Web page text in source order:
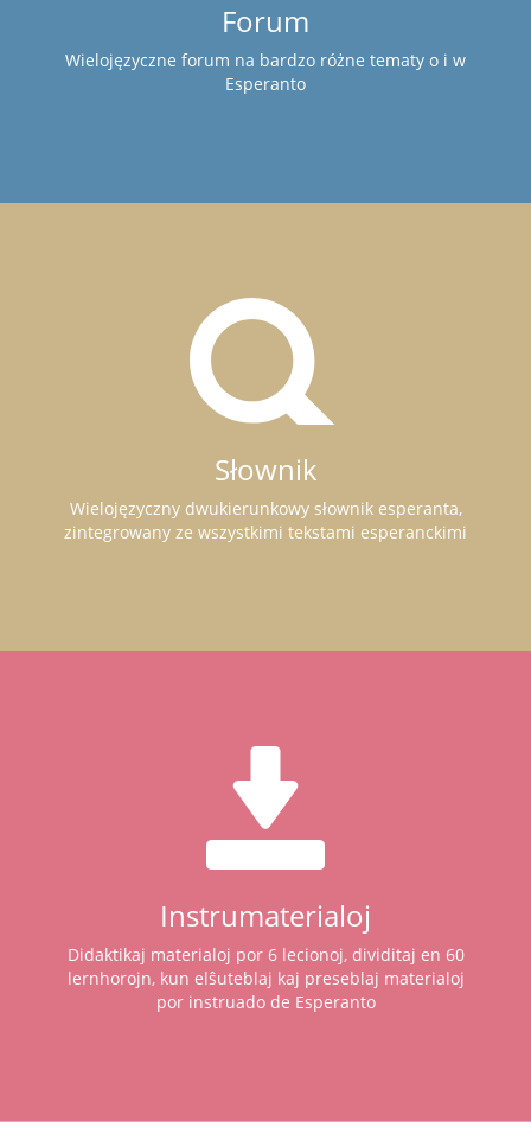
Forum
Wielojęzyczne forum na bardzo różne tematy o i w
Esperanto
Słownik
Wielojęzyczny dwukierunkowy słownik esperanta,
zintegrowany ze wszystkimi tekstami esperanckimi
Instrumaterialoj
Didaktikaj materialoj por 6 lecionoj, dividitaj en 60
lernhorojn, kun elŝuteblaj kaj preseblaj materialoj
por instruado de Esperanto